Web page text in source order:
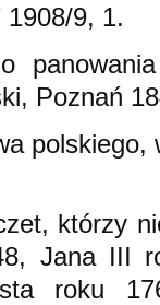
1908/9, 1.
Poznań
którzy
Jana III
roku